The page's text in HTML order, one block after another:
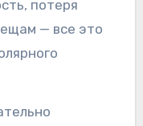
потеря
— все это